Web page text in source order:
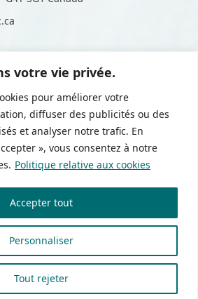
votre vie privée.
pour améliorer votre
diffuser des publicités ou des
et analyser notre trafic. En
», vous consentez à notre
Politique relative aux cookies
Personnaliser
Tout rejeter
Accepter tout
sur les médias
2026 Tous droits réservés